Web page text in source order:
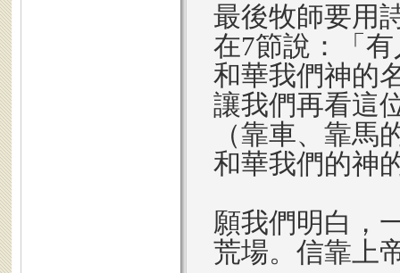
最後牧師要用
在7節說：「
和華我們神的
讓我們再看這
（靠車、靠馬
和華我們的神
願我們明白，
荒場。信靠上